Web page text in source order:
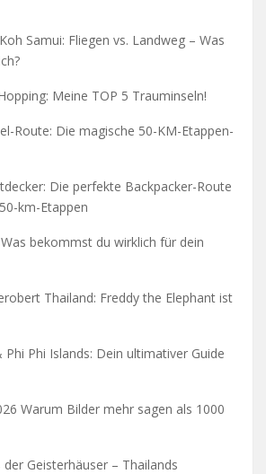
Samui: Fliegen vs. Landweg – Was
Meine TOP 5 Trauminseln!
Route: Die magische 50-KM-Etappen-
Die perfekte Backpacker-Route
km-Etappen
bekommst du wirklich für dein
Thailand: Freddy the Elephant ist
Phi Islands: Dein ultimativer Guide
Warum Bilder mehr sagen als 1000
der Geisterhäuser – Thailands